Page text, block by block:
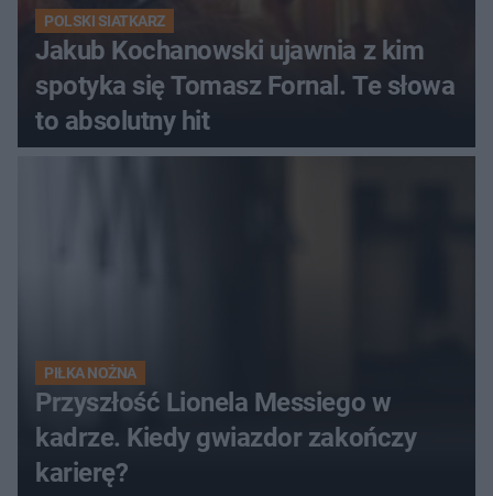
POLSKI SIATKARZ
Jakub Kochanowski ujawnia z kim
spotyka się Tomasz Fornal. Te słowa
to absolutny hit
PIŁKA NOŻNA
Przyszłość Lionela Messiego w
kadrze. Kiedy gwiazdor zakończy
karierę?